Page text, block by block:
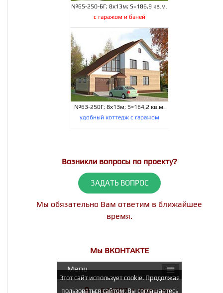
№65-250-БГ; 8х13м; S=186,9 кв.м.
с гаражом и баней
№63-250Г; 8х13м; S=164,2 кв.м.
удобный коттедж с гаражом
Возникли вопросы по проекту?
ЗАДАТЬ ВОПРОС
Мы обязательно Вам ответим в ближайшее
время.
Мы ВКОНТАКТЕ